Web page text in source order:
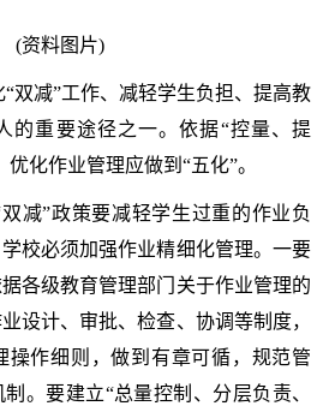
(资料图片)
双减”工作、减轻学生负担、提高教
的重要途径之一。依据“控量、提
化作业管理应做到“五化”。
减”政策要减轻学生过重的作业负
校必须加强作业精细化管理。一要
各级教育管理部门关于作业管理的
设计、审批、检查、协调等制度，
操作细则，做到有章可循，规范管
。要建立“总量控制、分层负责、